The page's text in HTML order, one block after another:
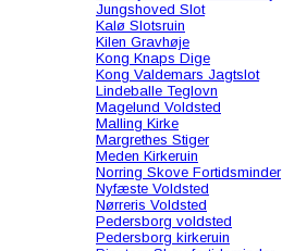
Jungshoved Slot
Kalø Slotsruin
Kilen Gravhøje
Kong Knaps Dige
Kong Valdemars Jagtslot
Lindeballe Teglovn
Magelund Voldsted
Malling Kirke
Margrethes Stiger
Meden Kirkeruin
Norring Skove Fortidsminder
Nyfæste Voldsted
Nørreris Voldsted
Pedersborg voldsted
Pedersborg kirkeruin